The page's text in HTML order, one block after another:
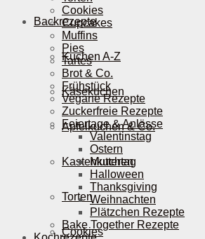
Backrezepte
Kuchen A-Z
Käsekuchen
Apfelkuchen & Co.
Kastenkuchen
Torten
Cookies
Cookies
Cupcakes
Muffins
Pies
Tartes
Brot & Co.
Frühstück
Vegane Rezepte
Zuckerfreie Rezepte
Feiertage & Anlässe
Valentinstag
Ostern
Muttertag
Halloween
Thanksgiving
Weihnachten
Plätzchen Rezepte
Bake Together Rezepte